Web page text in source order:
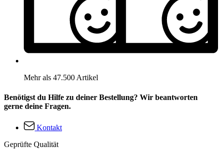
Mehr als 47.500 Artikel
Benötigst du Hilfe zu deiner Bestellung? Wir beantworten
gerne deine Fragen.
Kontakt
Geprüfte Qualität